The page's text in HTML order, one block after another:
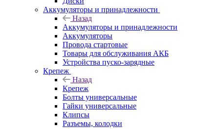
Аккумуляторы и принадлежности
Назад
Аккумуляторы и принадлежности
Аккумуляторы
Провода стартовые
Товары для обслуживания АКБ
Устройства пуско-зарядные
Крепеж
Назад
Крепеж
Болты универсальные
Гайки универсальные
Клипсы
Разъемы, колодки